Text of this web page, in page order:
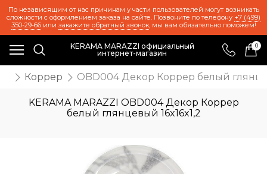
По независящим от нас причинам у части пользователей могут возникать
сложности с оформлением заказа на сайте. Позвоните по телефону +7 (499)
350-29-66или закажите обратный звонок, мы вам обязательно поможем!
KERAMA MARAZZI официальный
интернет-магазин
0
Коррер OBD004 Декор Коррер белый
KERAMA MARAZZI OBD004 Декор Коррер
белый глянцевый 16x16x1,2